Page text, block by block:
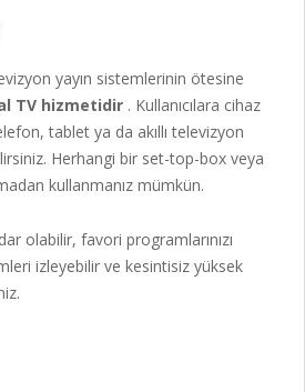
yayın sistemlerinin ötesine
TV hizmetidir . Kullanıcılara cihaz
tablet ya da akıllı televizyon
Herhangi bir set-top-box veya
kullanmanız mümkün.
olabilir, favori programlarınızı
izleyebilir ve kesintisiz yüksek